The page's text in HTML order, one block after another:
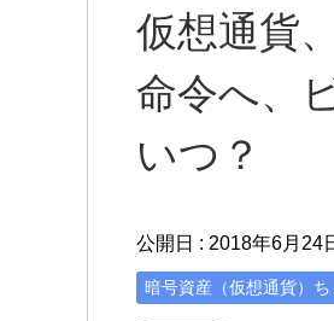
仮想通貨
命令へ、
いつ？
公開日 : 2018年6月24
暗号資産（仮想通貨）ち